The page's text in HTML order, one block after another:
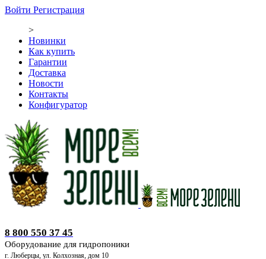
Войти Регистрация
>
Новинки
Как купить
Гарантии
Доставка
Новости
Контакты
Конфигуратор
8 800 550 37 45
Оборудование для гидропоники
г. Люберцы, ул. Колхозная, дом 10